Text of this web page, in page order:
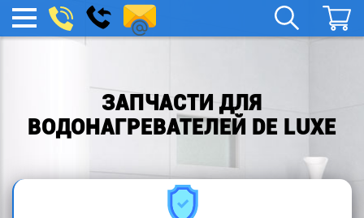
МЕНЮ
boylera@yandex.ru
Заказать
звонок
ЗАПЧАСТИ ДЛЯ
ВОДОНАГРЕВАТЕЛЕЙ DE LUXE